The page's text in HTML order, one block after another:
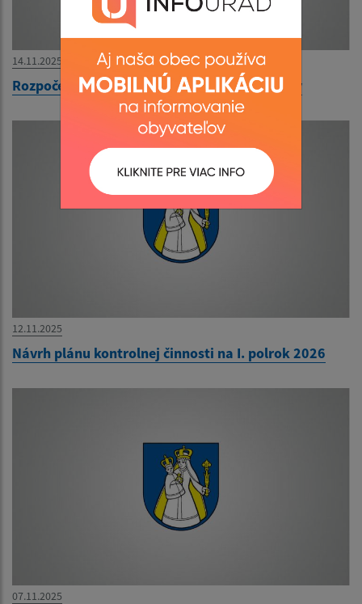
14.11.2025
Rozpočet obce Ľubotín 2026-2028 - schválený
12.11.2025
Návrh plánu kontrolnej činnosti na I. polrok 2026
07.11.2025